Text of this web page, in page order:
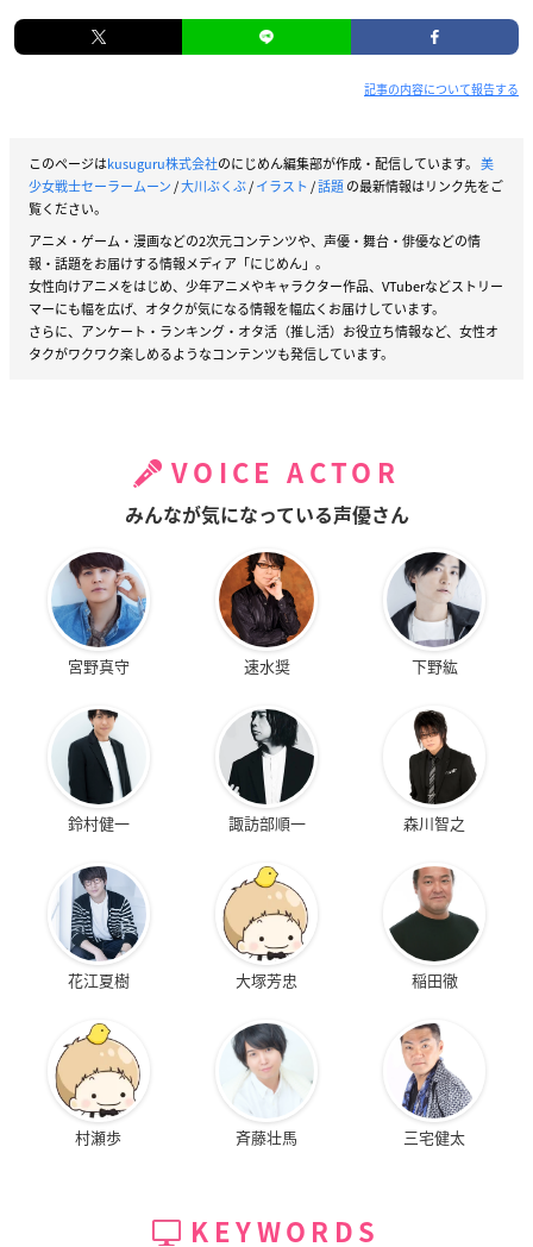
記事の内容について報告する
このページはkusuguru株式会社のにじめん編集部が作成・配信しています。 美
少女戦士セーラームーン/大川ぶくぶ/イラスト /話題の最新情報はリンク先をご
覧ください。
アニメ・ゲーム・漫画などの2次元コンテンツや、声優・舞台・俳優などの情
報・話題をお届けする情報メディア「にじめん」。
女性向けアニメをはじめ、少年アニメやキャラクター作品、VTuberなどストリー
マーにも幅を広げ、オタクが気になる情報を幅広くお届けしています。
さらに、アンケート・ランキング・オタ活（推し活）お役立ち情報など、女性オ
タクがワクワク楽しめるようなコンテンツも発信しています。
VOICE ACTOR
みんなが気になっている声優さん
宮野真守 速水奨 下野紘
鈴村健一 諏訪部順一 森川智之
花江夏樹 大塚芳忠 稲田徹
村瀬歩 斉藤壮馬 三宅健太
KEYWORDS